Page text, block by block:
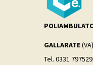
GALLARATE
Tel. 0331